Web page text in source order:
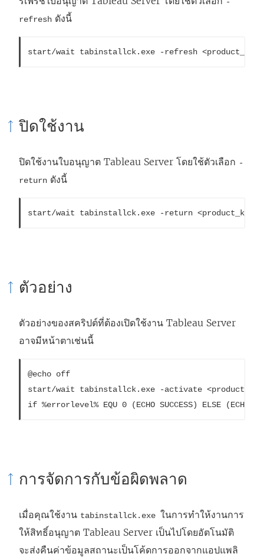
-
refresh ดังนี้
start/wait tabinstallck.exe -refresh <product_key>
ปิดใช้งาน
ปิดใช้งานใบอนุญาต Tableau Server โดยใช้ตัวเลือก -
return ดังนี้
ตัวอย่าง
ตัวอย่างของสคริปต์ที่ต้องเปิดใช้งาน Tableau Server
อาจมีหน้าตาเช่นนี้
@echo off
start/wait tabinstallck.exe -activate
if %errorlevel% EQU 0 (ECHO SUCCESS) ELSE (ECHO
การจัดการกับข้อผิดพลาด
เมื่อคุณใช้งาน tabinstallck.exe ในการทำให้งานการ
ให้สิทธิ์อนุญาต Tableau Server เป็นไปโดยอัตโนมัติ
จะส่งคืนค่าข้อมูลสถานะเป็นโค้ดการออกจากแอปแพลิ